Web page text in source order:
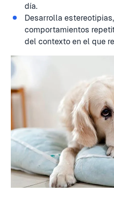
día.
Desarrolla
comportamientos
del contexto en el que